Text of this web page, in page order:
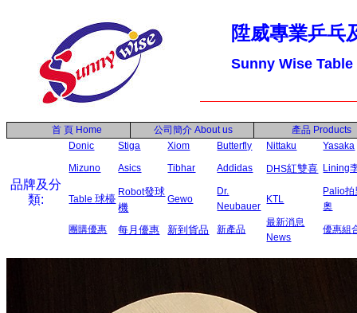
陞威專業乒乓
Sunny Wise
首 頁 Home 公司簡介 About us 產品 Products
品牌及分
類:
Donic Stiga Xiom Butterfly Nittaku
Yasaka
Mizuno
Asics Tibhar Addidas DHS紅雙喜 Lining
Table球檯
Robot發球
機
Gewo
Dr.
Neubauer
KTL
Palio拍
奧
團購優惠 每月優惠 新到貨品 新產品
最新消息
News
優惠組